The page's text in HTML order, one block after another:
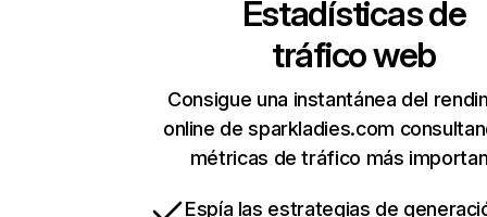
Estadísticas de
tráfico web
Consigue una instantánea del
online de sparkladies.com
métricas de tráfico más
Espía las estrategias de